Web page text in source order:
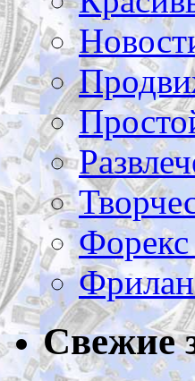
Форекс
Свежие